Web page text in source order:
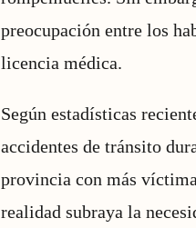
preocupación entre los
licencia médica.
Según estadísticas
accidentes de tránsito
provincia con más
realidad subraya la